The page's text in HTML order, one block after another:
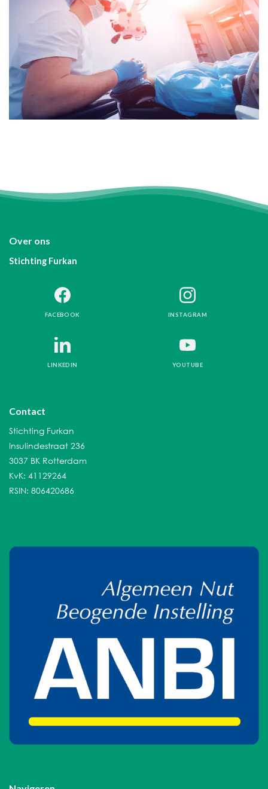
Over ons
Stichting Furkan
FACEBOOK INSTAGRAM
LINKEDIN YOUTUBE
Contact
Stichting Furkan
Insulindestraat 236
3037 BK Rotterdam
KvK: 41129264
RSIN: 806420686